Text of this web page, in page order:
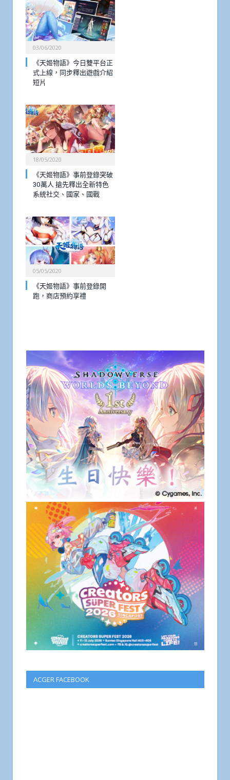
03/06/2020
《天姬物語》今日雙平台正
式上線，同步釋出遊戲介紹
短片
18/05/2020
《天姬物語》事前登錄突破
30萬人 搶先釋出全新特色
系統社交、國家、國戰
05/05/2020
《天姬物語》事前登錄開
跑，商店預約享禮
ACGER FACEBOOK